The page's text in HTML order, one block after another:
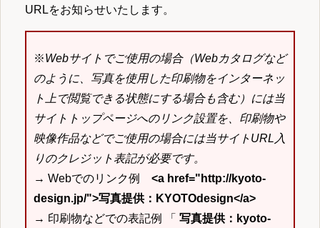
URLをお知らせいたします。
※Webサイトでご使用の場合（Webカタログなど
のように、写真を使用した印刷物をインターネッ
ト上で閲覧できる状態にする場合も含む）には当
サイトトップページへのリンク設置を、印刷物や
映像作品などでご使用の場合には当サイトURL入
りのクレジット表記が必要です。
→ Webでのリンク例 <a href="http://kyoto-
design.jp/">写真提供：KYOTOdesign</a>
→ 印刷物などでの表記例 「 写真提供：kyoto-